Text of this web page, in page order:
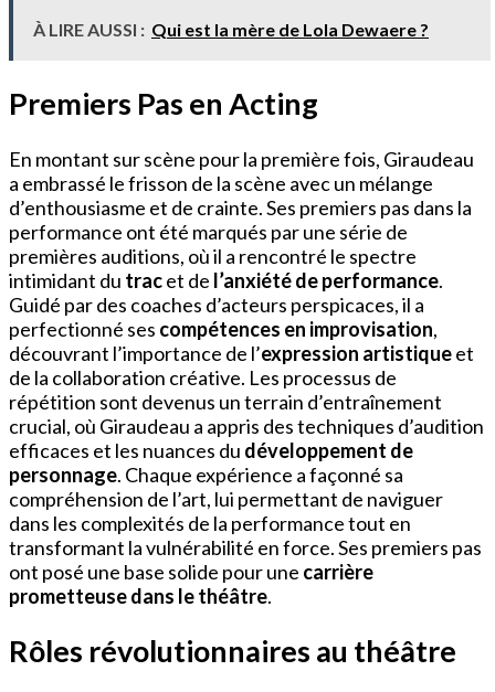
À LIRE AUSSI : Qui est la mère de Lola Dewaere ?
Premiers Pas en Acting
En montant sur scène pour la première fois, Giraudeau
a embrassé le frisson de la scène avec un mélange
d’enthousiasme et de crainte. Ses premiers pas dans la
performance ont été marqués par une série de
premières auditions, où il a rencontré le spectre
intimidant du tracet de l’anxiété de performance.
Guidé par des coaches d’acteurs perspicaces, il a
perfectionné ses compétences en improvisation,
découvrant l’importance de l’expression artistiqueet
de la collaboration créative. Les processus de
répétition sont devenus un terrain d’entraînement
crucial, où Giraudeau a appris des techniques d’audition
efficaces et les nuances du développement de
personnage. Chaque expérience a façonné sa
compréhension de l’art, lui permettant de naviguer
dans les complexités de la performance tout en
transformant la vulnérabilité en force. Ses premiers pas
ont posé une base solide pour une carrière
prometteuse dans le théâtre.
Rôles révolutionnaires au théâtre